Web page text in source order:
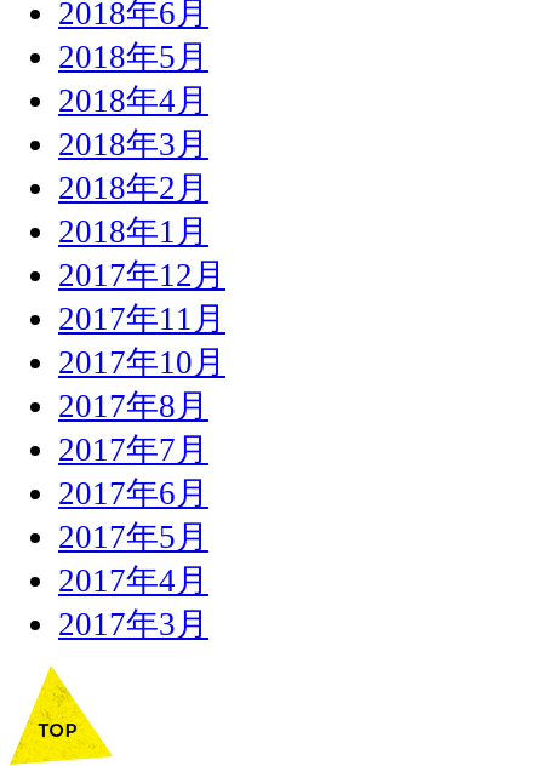
2018年6月
2018年5月
2018年4月
2018年3月
2018年2月
2018年1月
2017年12月
2017年11月
2017年10月
2017年8月
2017年7月
2017年6月
2017年5月
2017年4月
2017年3月